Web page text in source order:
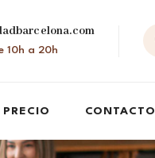
10h a 20h
PRECIO CONTACTO